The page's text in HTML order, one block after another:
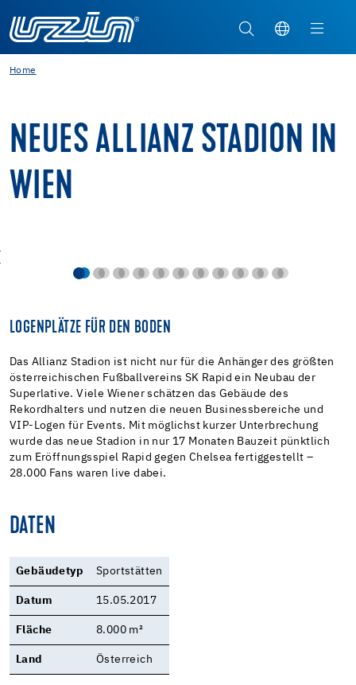
Home
NEUES ALLIANZ STADION IN
WIEN
LOGENPLÄTZE FÜR DEN BODEN
Das Allianz Stadion ist nicht nur für die Anhänger des größten
österreichischen Fußballvereins SK Rapid ein Neubau der
Superlative. Viele Wiener schätzen das Gebäude des
Rekordhalters und nutzen die neuen Businessbereiche und
VIP-Logen für Events. Mit möglichst kurzer Unterbrechung
wurde das neue Stadion in nur 17 Monaten Bauzeit pünktlich
zum Eröffnungsspiel Rapid gegen Chelsea fertiggestellt –
28.000 Fans waren live dabei.
DATEN
Gebäudetyp Sportstätten
Datum 15.05.2017
Fläche 8.000 m²
Land Österreich